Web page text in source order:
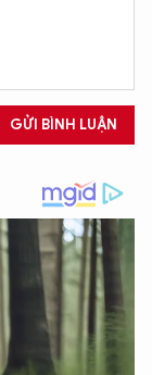
GỬI BÌNH LUẬN